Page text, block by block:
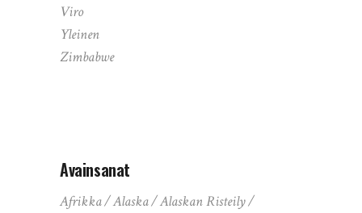
Viro
Yleinen
Zimbabwe
Avainsanat
Afrikka Alaska
Alaskan Risteily